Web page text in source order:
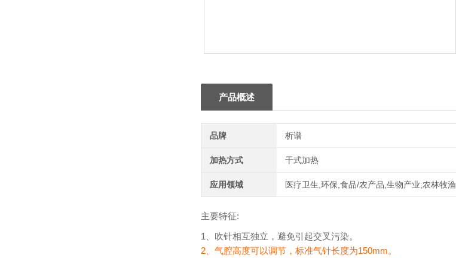
产品概述
品牌 析谱
加热方式 干式加热
应用领域 医疗卫生,环保,食品/农产品,生物产业,农林牧渔
主要特征:
1、吹针相互独立，避免引起交叉污染。
2、气腔高度可以调节，标准气针长度为150mm。